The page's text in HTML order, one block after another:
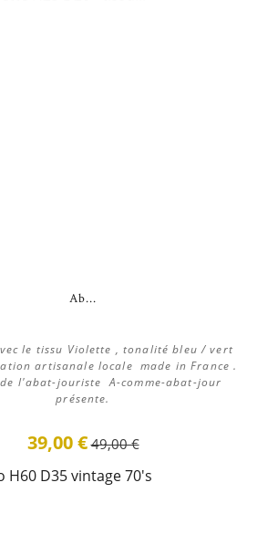
Ab...
le tissu Violette , tonalité bleu / vert
artisanale locale made in France .
l'abat-jouriste A-comme-abat-jour
présente.
39,00 € 49,00 €